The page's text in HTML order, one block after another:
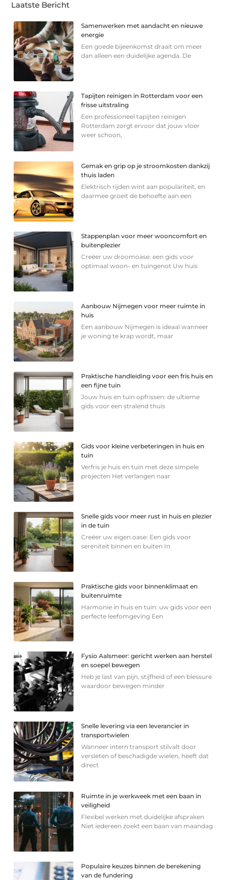
Laatste Bericht
Samenwerken met aandacht en nieuwe
energie
Een goede bijeenkomst draait om meer
dan alleen een duidelijke agenda. De
Tapijten reinigen in Rotterdam voor een
frisse uitstraling
Een professioneel tapijten reinigen
Rotterdam zorgt ervoor dat jouw vloer
weer schoon,
Gemak en grip op je stroomkosten dankzij
thuis laden
Elektrisch rijden wint aan populariteit, en
daarmee groeit de behoefte aan een
Stappenplan voor meer wooncomfort en
buitenplezier
Creëer uw droomoase: een gids voor
optimaal woon- en tuingenot Uw huis
Aanbouw Nijmegen voor meer ruimte in
huis
Een aanbouw Nijmegen is ideaal wanneer
je woning te krap wordt, maar
Praktische handleiding voor een fris huis en
een fijne tuin
Jouw huis en tuin opfrissen: de ultieme
gids voor een stralend thuis
Gids voor kleine verbeteringen in huis en
tuin
Verfris je huis en tuin met deze simpele
projecten Het verlangen naar
Snelle gids voor meer rust in huis en plezier
in de tuin
Creëer uw eigen oase: Een gids voor
sereniteit binnen en buiten In
Praktische gids voor binnenklimaat en
buitenruimte
Harmonie in huis en tuin: uw gids voor een
perfecte leefomgeving Een
Fysio Aalsmeer: gericht werken aan herstel
en soepel bewegen
Heb je last van pijn, stijfheid of een blessure
waardoor bewegen minder
Snelle levering via een leverancier in
transportwielen
Wanneer intern transport stilvalt door
versleten of beschadigde wielen, heeft dat
direct
Ruimte in je werkweek met een baan in
veiligheid
Flexibel werken met duidelijke afspraken
Niet iedereen zoekt een baan van maandag
Populaire keuzes binnen de berekening
van de fundering